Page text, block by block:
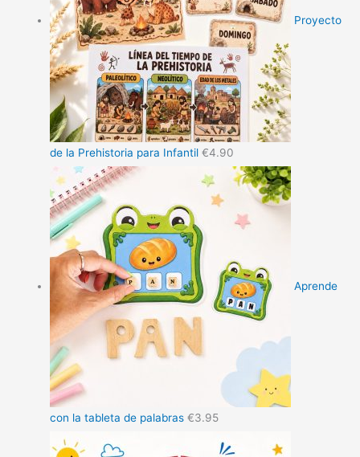
Proyecto
de la Prehistoria para Infantil €4.90
Aprende
con la tableta de palabras €3.95